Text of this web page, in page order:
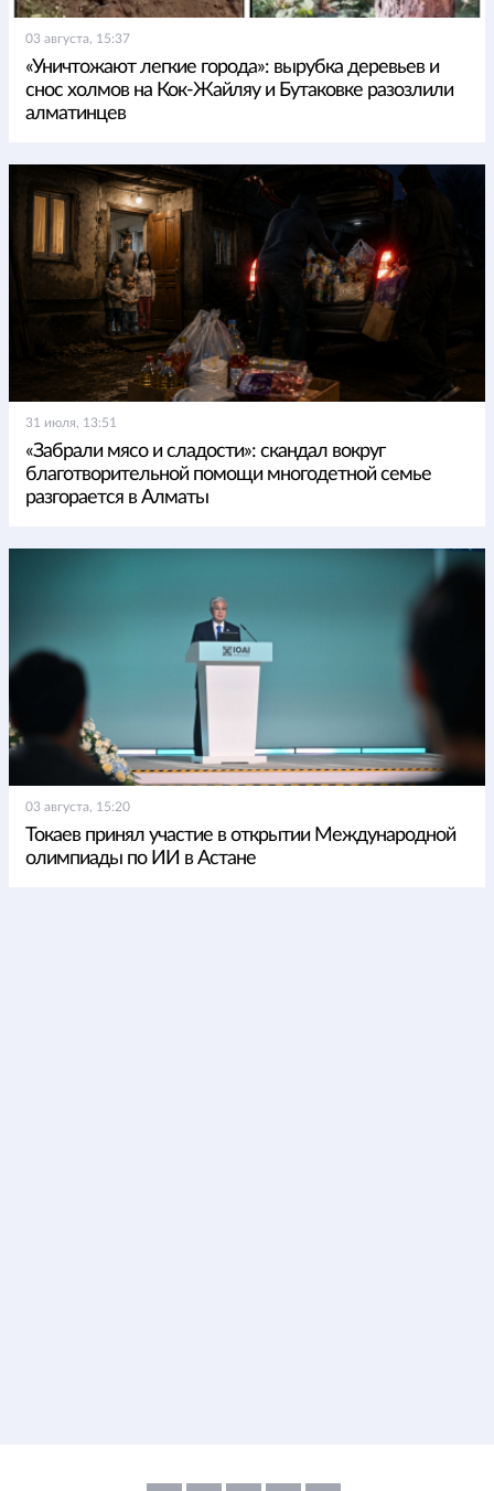
03 августа, 15:37
«Уничтожают легкие города»: вырубка деревьев и
снос холмов на Кок-Жайляу и Бутаковке разозлили
алматинцев
31 июля, 13:51
«Забрали мясо и сладости»: скандал вокруг
благотворительной помощи многодетной семье
разгорается в Алматы
03 августа, 15:20
Токаев принял участие в открытии Международной
олимпиады по ИИ в Астане